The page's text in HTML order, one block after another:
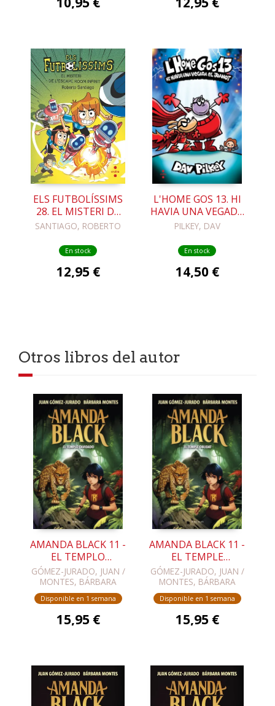
ELS FUTBOLÍSSIMS
28. EL MISTERI DE
L'ESCAPE ROOM
SANTIAGO, ROBERTO
En stock
12,95 €
L'HOME GOS 13. HI
HAVIA UNA VEGADA
EL JOANOT
PILKEY, DAV
En stock
14,50 €
Otros libros del autor
AMANDA BLACK 11 -
EL TEMPLO
OLVIDADO
GÓMEZ-JURADO, JUAN /
MONTES, BÁRBARA
Disponible en 1 semana
15,95 €
AMANDA BLACK 11 -
EL TEMPLE
OBLIDAT
GÓMEZ-JURADO, JUAN /
MONTES, BÁRBARA
Disponible en 1 semana
15,95 €